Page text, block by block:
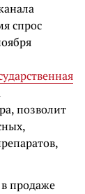
спрос
позволит
продаже